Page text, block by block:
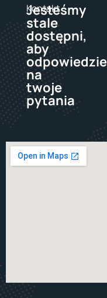
Kontakt
Jesteśmy
stale
dostępni,
aby
na
twoje
pytania